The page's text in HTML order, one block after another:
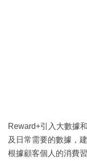
Reward+引入大數據
及日常需要的數據，
根據顧客個人的消費